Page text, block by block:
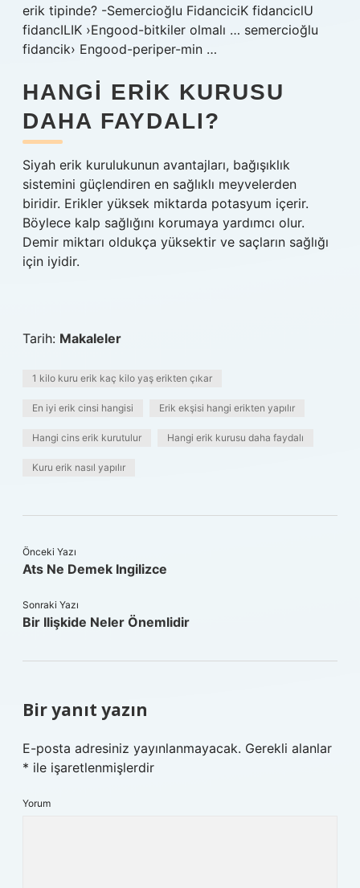
erik tipinde? -Semercioğlu FidanciciK fidanciclU
fidancILIK ›Engood-bitkiler olmalı … semercioğlu
fidancik› Engood-periper-min …
HANGI ERIK KURUSU
DAHA FAYDALI?
Siyah erik kurulukunun avantajları, bağışıklık
sistemini güçlendiren en sağlıklı meyvelerden
biridir. Erikler yüksek miktarda potasyum içerir.
Böylece kalp sağlığını korumaya yardımcı olur.
Demir miktarı oldukça yüksektir ve saçların sağlığı
için iyidir.
Tarih: Makaleler
1 kilo kuru erik kaç kilo yaş erikten çıkar
En iyi erik cinsi hangisi Erik ekşisi hangi erikten yapılır
Hangi cins erik kurutulur Hangi erik kurusu daha faydalı
Kuru erik nasıl yapılır
Önceki Yazı
Ats Ne Demek Ingilizce
Sonraki Yazı
Bir Ilişkide Neler Önemlidir
Bir yanıt yazın
E-posta adresiniz yayınlanmayacak. Gerekli alanlar
* ile işaretlenmişlerdir
Yorum